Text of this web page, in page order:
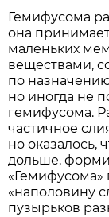
Гемифусома
она
маленьких
веществами,
по
но иногда не
гемифусома.
частичное
но оказалось,
дольше,
«Гемифусома»
«наполовину
пузырьков